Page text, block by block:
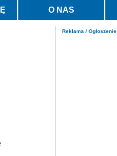
O NAS
Reklama / Ogłoszenie